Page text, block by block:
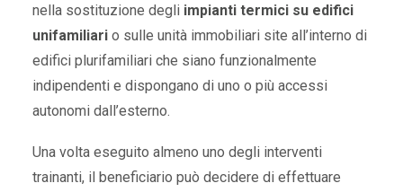
nella sostituzione degli impianti termici su edifici
unifamiliari o sulle unità immobiliari site all’interno di
edifici plurifamiliari che siano funzionalmente
indipendenti e dispongano di uno o più accessi
autonomi dall’esterno.
Una volta eseguito almeno uno degli interventi
trainanti, il beneficiario può decidere di effettuare